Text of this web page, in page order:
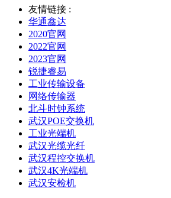
友情链接 :
华通鑫达
2020官网
2022官网
2023官网
锐捷睿易
工业传输设备
网络传输器
北斗时钟系统
武汉POE交换机
工业光端机
武汉光缆光纤
武汉程控交换机
武汉4K光端机
武汉安检机